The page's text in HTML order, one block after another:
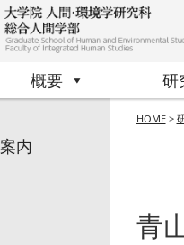
概要 研
HOME>
青
内